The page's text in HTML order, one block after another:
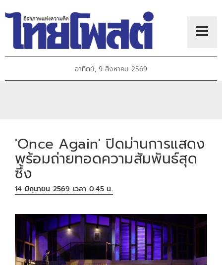
อาทิตย์, 9 สิงหาคม 2569
'Once Again' ปิดม่านการแสดง
พร้อมถ่ายทอดความสัมพันธ์สุด
ซึ้ง
14 มิถุนายน 2569 เวลา 0:45 น.